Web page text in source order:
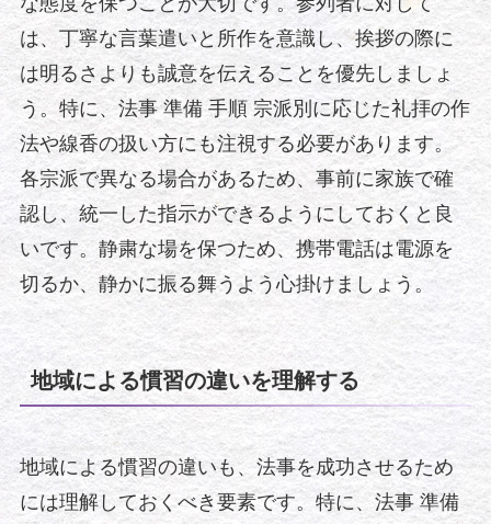
は、丁寧な言葉遣いと所作を意識し、挨拶の際に
は明るさよりも誠意を伝えることを優先しましょ
う。特に、法事 準備 手順 宗派別に応じた礼拝の作
法や線香の扱い方にも注視する必要があります。
各宗派で異なる場合があるため、事前に家族で確
認し、統一した指示ができるようにしておくと良
いです。静粛な場を保つため、携帯電話は電源を
切るか、静かに振る舞うよう心掛けましょう。
地域による慣習の違いを理解する
地域による慣習の違いも、法事を成功させるため
には理解しておくべき要素です。特に、法事 準備